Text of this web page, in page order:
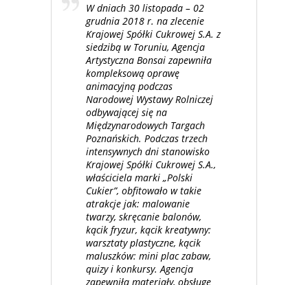
W dniach 30 listopada – 02
grudnia 2018 r. na zlecenie
Krajowej Spółki Cukrowej S.A. z
siedzibą w Toruniu, Agencja
Artystyczna Bonsai zapewniła
kompleksową oprawę
animacyjną podczas
Narodowej Wystawy Rolniczej
odbywającej się na
Międzynarodowych Targach
Poznańskich. Podczas trzech
intensywnych dni stanowisko
Krajowej Spółki Cukrowej S.A.,
właściciela marki „Polski
Cukier”, obfitowało w takie
atrakcje jak: malowanie
twarzy, skręcanie balonów,
kącik fryzur, kącik kreatywny:
warsztaty plastyczne, kącik
maluszków: mini plac zabaw,
quizy i konkursy. Agencja
zapewniła materiały, obsługę